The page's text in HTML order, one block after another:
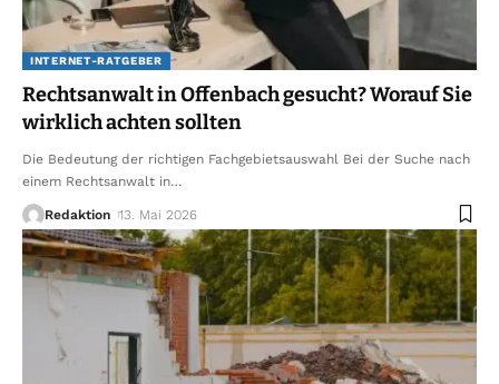
INTERNET-RATGEBER
Rechtsanwalt in Offenbach gesucht? Worauf Sie
wirklich achten sollten
Die Bedeutung der richtigen Fachgebietsauswahl Bei der Suche nach
einem Rechtsanwalt in…
Redaktion 13. Mai 2026